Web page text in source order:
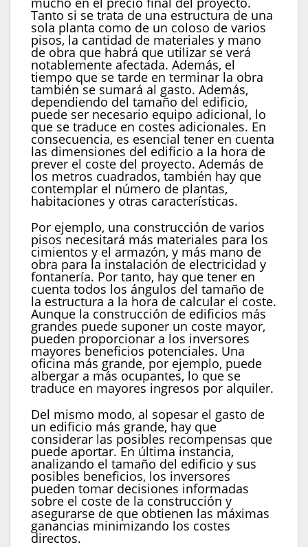
Tanto si se trata de una estructura de una
sola planta como de un coloso de varios
pisos, la cantidad de materiales y mano
de obra que habrá que utilizar se verá
notablemente afectada. Además, el
tiempo que se tarde en terminar la obra
también se sumará al gasto. Además,
dependiendo del tamaño del edificio,
puede ser necesario equipo adicional, lo
que se traduce en costes adicionales. En
consecuencia, es esencial tener en cuenta
las dimensiones del edificio a la hora de
prever el coste del proyecto. Además de
los metros cuadrados, también hay que
contemplar el número de plantas,
habitaciones y otras características.
Por ejemplo, una construcción de varios
pisos necesitará más materiales para los
cimientos y el armazón, y más mano de
obra para la instalación de electricidad y
fontanería. Por tanto, hay que tener en
cuenta todos los ángulos del tamaño de
la estructura a la hora de calcular el coste.
Aunque la construcción de edificios más
grandes puede suponer un coste mayor,
pueden proporcionar a los inversores
mayores beneficios potenciales. Una
oficina más grande, por ejemplo, puede
albergar a más ocupantes, lo que se
traduce en mayores ingresos por alquiler.
Del mismo modo, al sopesar el gasto de
un edificio más grande, hay que
considerar las posibles recompensas que
puede aportar. En última instancia,
analizando el tamaño del edificio y sus
posibles beneficios, los inversores
pueden tomar decisiones informadas
sobre el coste de la construcción y
asegurarse de que obtienen las máximas
ganancias minimizando los costes
directos.